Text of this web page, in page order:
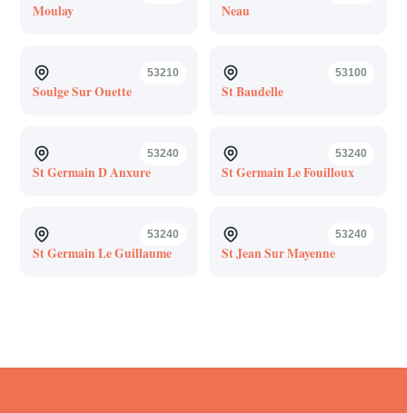
Moulay Neau
53210
Soulge Sur Ouette
53100
St Baudelle
53240
St Germain D Anxure
53240
St Germain Le Fouilloux
53240
St Germain Le Guillaume
53240
St Jean Sur Mayenne